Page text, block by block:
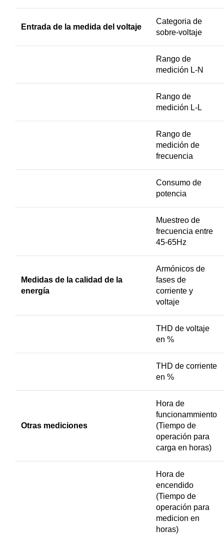
Entrada de la medida del voltaje
Categoria de
sobre-voltaje
Rango de
medición L-N
Rango de
medición L-L
Rango de
medición de
frecuencia
Consumo de
potencia
Muestreo de
frecuencia entre
45-65Hz
Medidas de la calidad de la
energía
Armónicos de
fases de
corriente y
voltaje
THD de voltaje
en %
THD de corriente
en %
Otras mediciones
Hora de
funcionammiento
(Tiempo de
operación para
carga en horas)
Hora de
encendido
(Tiempo de
operación para
medicion en
horas)